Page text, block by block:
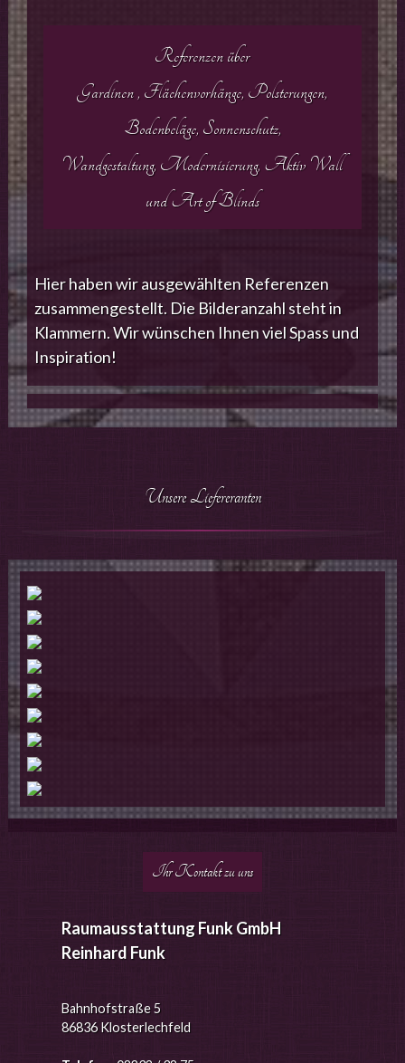
Referenzen über
Gardinen , Flächenvorhänge, Polsterungen,
Bodenbeläge, Sonnenschutz,
Wandgestaltung, Modernisierung, Aktiv Wall
und Art of Blinds
Hier haben wir ausgewählten Referenzen
zusammengestellt. Die Bilderanzahl steht in
Klammern. Wir wünschen Ihnen viel Spass und
Inspiration!
Unsere Liefereranten
Ihr Kontakt zu uns
Raumausstattung Funk GmbH
Reinhard Funk
Bahnhofstraße 5
86836 Klosterlechfeld